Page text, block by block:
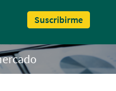
Suscribirme